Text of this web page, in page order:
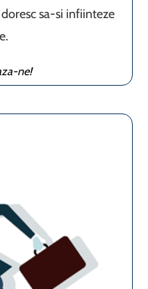
sa-si infiinteze
ne!